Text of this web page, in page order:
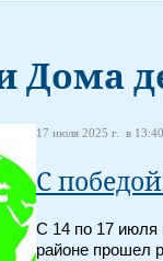
Дома
17 июля 2025 г. в 13:40
С
С 14 по 17 июля
районе прошел